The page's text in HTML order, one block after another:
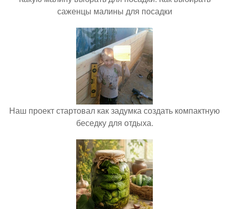
саженцы малины для посадки
Наш проект стартовал как задумка создать компактную
беседку для отдыха.